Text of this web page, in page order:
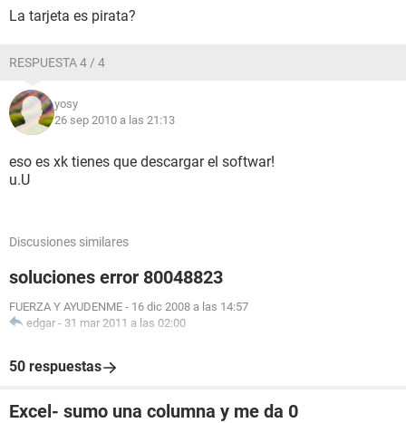
La tarjeta es pirata?
RESPUESTA 4 / 4
yosy
26 sep 2010 a las 21:13
eso es xk tienes que descargar el softwar!
u.U
Discusiones similares
soluciones error 80048823
FUERZA Y AYUDENME - 16 dic 2008 a las 14:57
edgar - 31 mar 2011 a las 02:00
50 respuestas
Excel- sumo una columna y me da 0